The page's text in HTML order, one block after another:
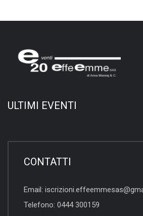
ULTIMI EVENTI
CONTATTI
Email:
Telefono: 0444 300159